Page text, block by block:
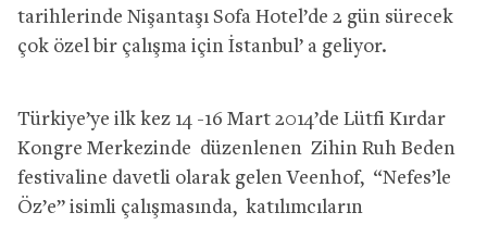
tarihlerinde Nişantaşı Sofa Hotel’de 2 gün sürecek
çok özel bir çalışma için İstanbul’ a geliyor.
Türkiye’ye ilk kez 14 -16 Mart 2014’de Lütfi Kırdar
Kongre Merkezinde düzenlenen Zihin Ruh Beden
festivaline davetli olarak gelen Veenhof, “Nefes’le
Öz’e” isimli çalışmasında, katılımcıların